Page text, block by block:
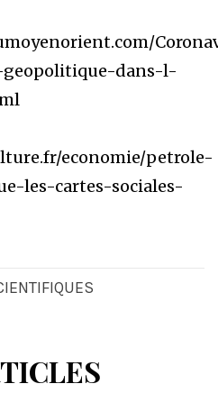
dans-l-
economie/petrole-
les-cartes-sociales-